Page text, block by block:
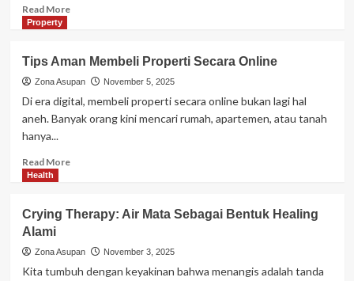
Ini
Player
Read MoreRead
Buat
Dana
Darurat
dengan
Gaji
Property
Tips Aman Membeli Properti Secara Online
Zona Asupan November 5, 2025
Di era digital, membeli properti secara online bukan lagi hal
aneh. Banyak orang kini mencari rumah, apartemen, atau tanah
hanya...
Read MoreRead
Aman
Properti
Secara
Health
Crying Therapy: Air Mata Sebagai Bentuk Healing
Alami
Zona Asupan November 3, 2025
Kita tumbuh dengan keyakinan bahwa menangis adalah tanda